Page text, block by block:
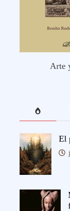
Arte
El